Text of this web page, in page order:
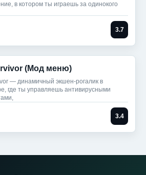
в котором ты играешь за одинокого
3.7
(Мод меню)
— динамичный экшен-рогалик в
где ты управляешь антивирусными
3.4